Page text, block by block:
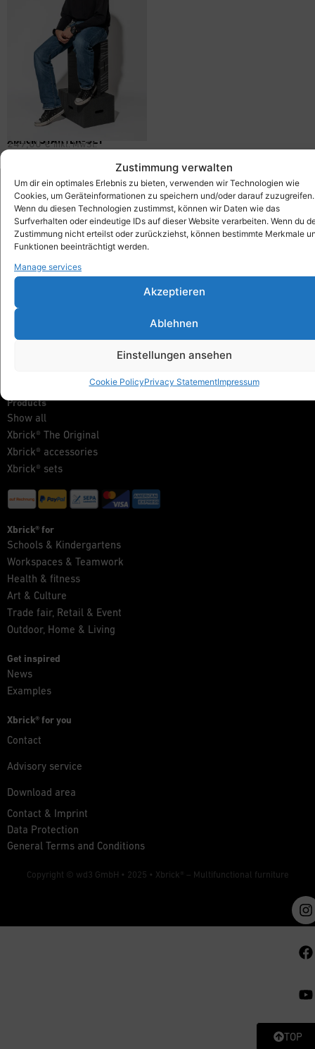
Zustimmung verwalten
Um dir ein optimales Erlebnis zu bieten, verwenden wir Technologien wie
Cookies, um Geräteinformationen zu speichern und/oder darauf zuzugreifen.
Wenn du diesen Technologien zustimmst, können wir Daten wie das
Surfverhalten oder eindeutige IDs auf dieser Website verarbeiten. Wenn du
Zustimmung nicht erteilst oder zurückziehst, können bestimmte Merkmale
Funktionen beeinträchtigt werden.
Manage services
Akzeptieren
Ablehnen
Einstellungen ansehen
Cookie PolicyPrivacy StatementImpressum
TOP
Xbrick STARTER-SET
249,00€ inkl. MwSt.
Xbrick®
designed by wd3_spatial design
wd3 GmbH
70174 Stuttgart
info@xbrick.eu
Products
Show all
Xbrick® The Original
Xbrick® accessories
Xbrick® sets
Xbrick® for
Schools & Kindergartens
Workspaces & Teamwork
Health & fitness
Art & Culture
Trade fair, Retail & Event
Outdoor, Home & Living
Get inspired
News
Examples
Xbrick® for you
Contact
Advisory service
Download area
Contact & Imprint
Data Protection
General Terms and Conditions
Copyright © wd3 GmbH • 2025 • Xbrick® – Multifunctional furniture